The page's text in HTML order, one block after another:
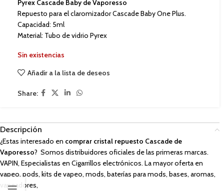
Pyrex Cascade Baby de Vaporesso
Repuesto para el claromizador Cascade Baby One Plus.
Capacidad: 5ml
Material: Tubo de vidrio Pyrex
Sin existencias
Añadir a la lista de deseos
Share:
Descripción
¿Estas interesado en comprar cristal repuesto Cascade de
Vaporesso? Somos distribuidores oficiales de las primeras marcas.
VAPIN, Especialistas en Cigarrillos electrónicos. La mayor oferta en
vapeo, pods, kits de vapeo, mods, baterías para mods, bases, aromas,
vapeadores,